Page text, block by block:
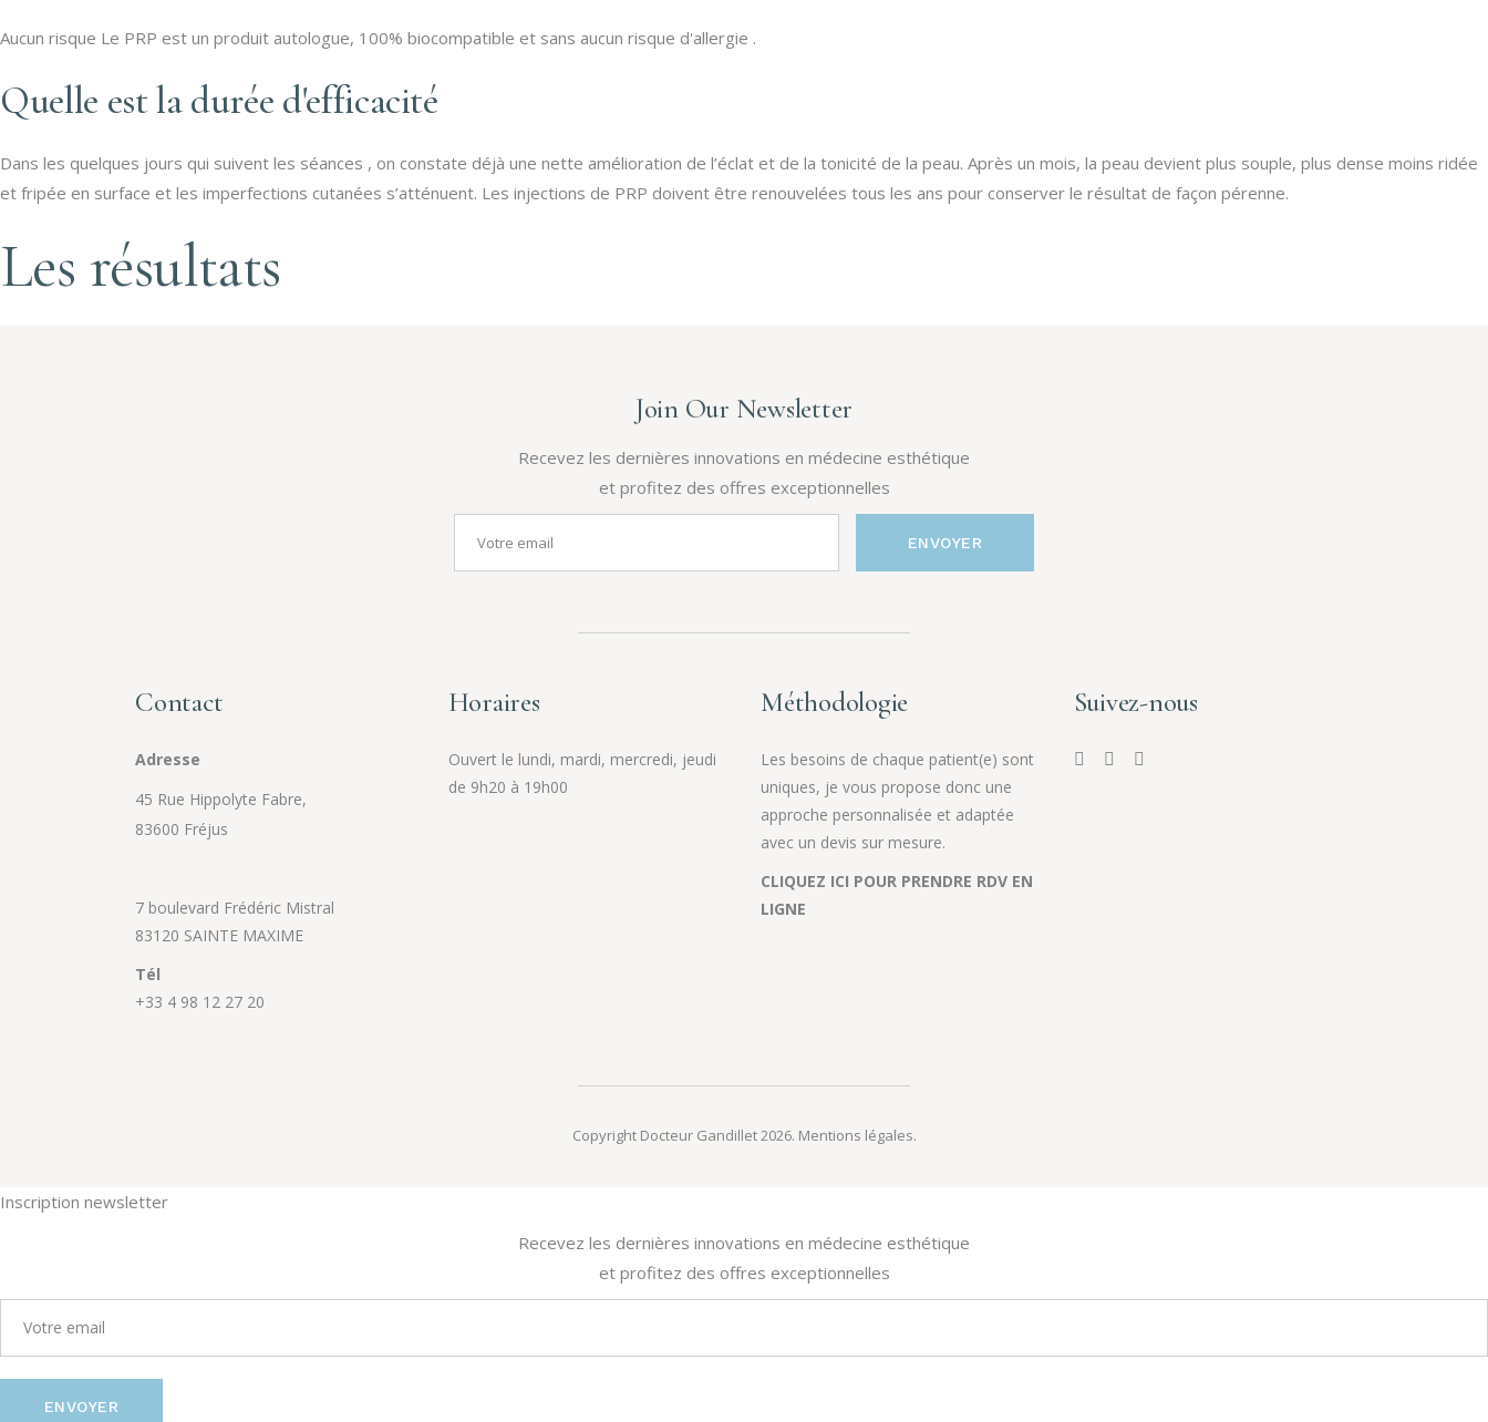
Aucun risque Le PRP est un produit autologue, 100% biocompatible et sans aucun risque d'allergie .
Quelle est la durée d'efficacité
Dans les quelques jours qui suivent les séances , on constate déjà une nette amélioration de l’éclat et de la tonicité de la peau. Après un mois, la peau devient plus souple, plus dense moins ridée
et fripée en surface et les imperfections cutanées s’atténuent. Les injections de PRP doivent être renouvelées tous les ans pour conserver le résultat de façon pérenne.
Les résultats
Join Our Newsletter
Recevez les dernières innovations en médecine esthétique
et profitez des offres exceptionnelles
ENVOYER
Contact
Adresse
45 Rue Hippolyte Fabre,
83600 Fréjus
7 boulevard Frédéric Mistral
83120 SAINTE MAXIME
Tél
+33 4 98 12 27 20
Horaires
Ouvert le lundi, mardi, mercredi, jeudi
de 9h20 à 19h00
Méthodologie
Les besoins de chaque patient(e) sont
uniques, je vous propose donc une
approche personnalisée et adaptée
avec un devis sur mesure.
CLIQUEZ ICI POUR PRENDRE RDV EN
LIGNE
Suivez-nous
Copyright Docteur Gandillet 2026. Mentions légales.
Inscription newsletter
Recevez les dernières innovations en médecine esthétique
et profitez des offres exceptionnelles
ENVOYER